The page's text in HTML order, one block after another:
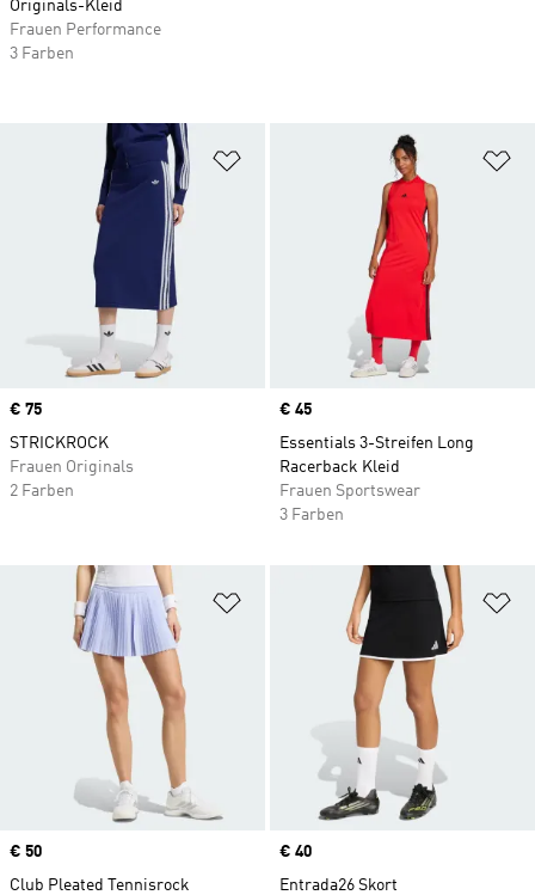
Zur Wunschliste hinzufügen
Price
€ 75
STRICKROCK
Frauen Originals
2 Farben
Price
€ 45
Essentials 3-Streifen Long
Racerback Kleid
Frauen Sportswear
3 Farben
Zur Wunschliste hinzufügen
Price
€ 50
Club Pleated Tennisrock
Price
€ 40
Entrada26 Skort
Originals-Kleid
Frauen Performance
3 Farben